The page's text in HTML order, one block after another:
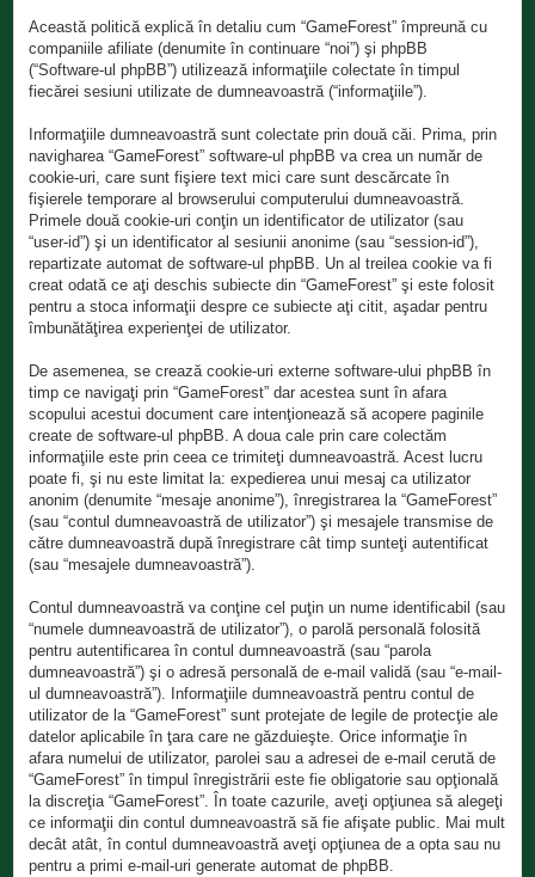
Această politică explică în detaliu cum “GameForest” împreună cu
companiile afiliate (denumite în continuare “noi”) şi phpBB
(“Software-ul phpBB”) utilizează informaţiile colectate în timpul
fiecărei sesiuni utilizate de dumneavoastră (“informaţiile”).
Informaţiile dumneavoastră sunt colectate prin două căi. Prima, prin
navigharea “GameForest” software-ul phpBB va crea un număr de
cookie-uri, care sunt fişiere text mici care sunt descărcate în
fişierele temporare al browserului computerului dumneavoastră.
Primele două cookie-uri conţin un identificator de utilizator (sau
“user-id”) şi un identificator al sesiunii anonime (sau “session-id”),
repartizate automat de software-ul phpBB. Un al treilea cookie va fi
creat odată ce aţi deschis subiecte din “GameForest” şi este folosit
pentru a stoca informaţii despre ce subiecte aţi citit, aşadar pentru
îmbunătăţirea experienţei de utilizator.
De asemenea, se crează cookie-uri externe software-ului phpBB în
timp ce navigaţi prin “GameForest” dar acestea sunt în afara
scopului acestui document care intenţionează să acopere paginile
create de software-ul phpBB. A doua cale prin care colectăm
informaţiile este prin ceea ce trimiteţi dumneavoastră. Acest lucru
poate fi, şi nu este limitat la: expedierea unui mesaj ca utilizator
anonim (denumite “mesaje anonime”), înregistrarea la “GameForest”
(sau “contul dumneavoastră de utilizator”) şi mesajele transmise de
către dumneavoastră după înregistrare cât timp sunteţi autentificat
(sau “mesajele dumneavoastră”).
Contul dumneavoastră va conţine cel puţin un nume identificabil (sau
“numele dumneavoastră de utilizator”), o parolă personală folosită
pentru autentificarea în contul dumneavoastră (sau “parola
dumneavoastră”) şi o adresă personală de e-mail validă (sau “e-mail-
ul dumneavoastră”). Informaţiile dumneavoastră pentru contul de
utilizator de la “GameForest” sunt protejate de legile de protecţie ale
datelor aplicabile în ţara care ne găzduieşte. Orice informaţie în
afara numelui de utilizator, parolei sau a adresei de e-mail cerută de
“GameForest” în timpul înregistrării este fie obligatorie sau opţională
la discreţia “GameForest”. În toate cazurile, aveţi opţiunea să alegeţi
ce informaţii din contul dumneavoastră să fie afişate public. Mai mult
decât atât, în contul dumneavoastră aveţi opţiunea de a opta sau nu
pentru a primi e-mail-uri generate automat de phpBB.